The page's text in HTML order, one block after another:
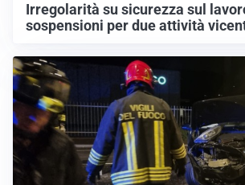
Irregolarità su sicurezza sul
sospensioni per due attività